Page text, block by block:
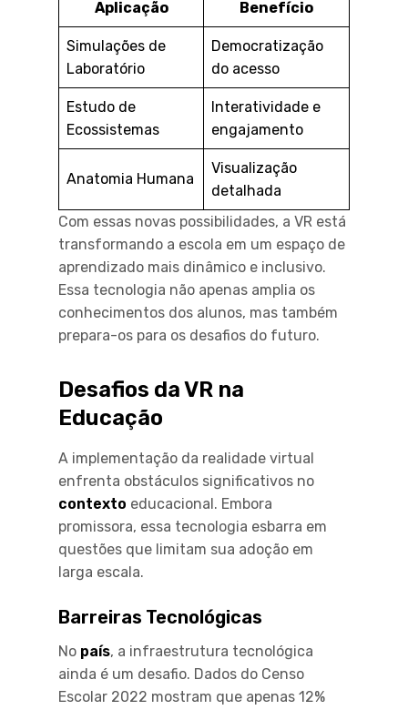
Aplicação Benefício
Simulações de
Laboratório
Democratização
do acesso
Estudo de
Ecossistemas
Interatividade e
engajamento
Anatomia Humana
Visualização
detalhada
Com essas novas possibilidades, a VR está
transformando a escola em um espaço de
aprendizado mais dinâmico e inclusivo.
Essa tecnologia não apenas amplia os
conhecimentos dos alunos, mas também
prepara-os para os desafios do futuro.
Desafios da VR na
Educação
A implementação da realidade virtual
enfrenta obstáculos significativos no
contexto educacional. Embora
promissora, essa tecnologia esbarra em
questões que limitam sua adoção em
larga escala.
Barreiras Tecnológicas
No país, a infraestrutura tecnológica
ainda é um desafio. Dados do Censo
Escolar 2022 mostram que apenas 12%